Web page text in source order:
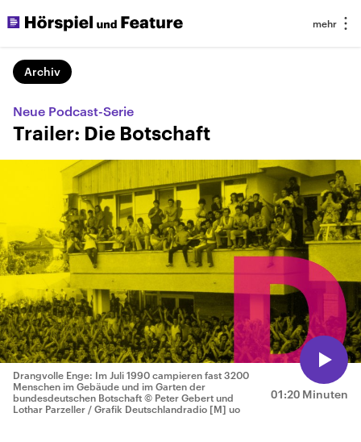
Archiv
Neue Podcast-Serie
Trailer: Die Botschaft
01:20 Minuten
Drangvolle Enge: Im Juli 1990 campieren fast 3200
Menschen im Gebäude und im Garten der
bundesdeutschen Botschaft © Peter Gebert und
Lothar Parzeller / Grafik Deutschlandradio [M] uo